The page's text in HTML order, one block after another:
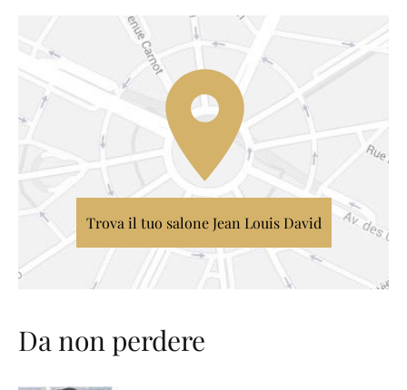
Trova il tuo salone Jean Louis David
Da non perdere